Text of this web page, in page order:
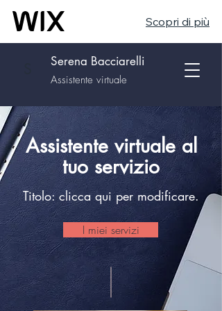
Scopri di più